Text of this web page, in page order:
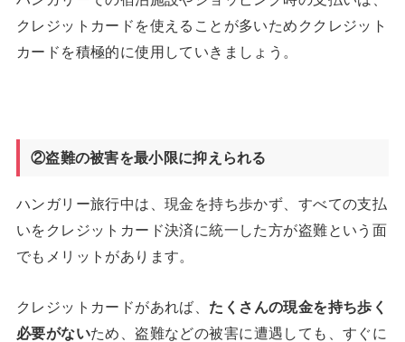
クレジットカードを使えることが多いためククレジット
カードを積極的に使用していきましょう。
②盗難の被害を最小限に抑えられる
ハンガリー旅行中は、現金を持ち歩かず、すべての支払
いをクレジットカード決済に統一した方が盗難という面
でもメリットがあります。
クレジットカードがあれば、 たくさんの現金を持ち歩く
必要がないため、盗難などの被害に遭遇しても、すぐに